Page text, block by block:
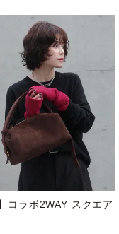
コラボ2WAY スクエア